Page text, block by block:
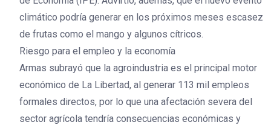
climático podría generar en los próximos meses escasez
de frutas como el mango y algunos cítricos.
Riesgo para el empleo y la economía
Armas subrayó que la agroindustria es el principal motor
económico de La Libertad, al generar 113 mil empleos
formales directos, por lo que una afectación severa del
sector agrícola tendría consecuencias económicas y